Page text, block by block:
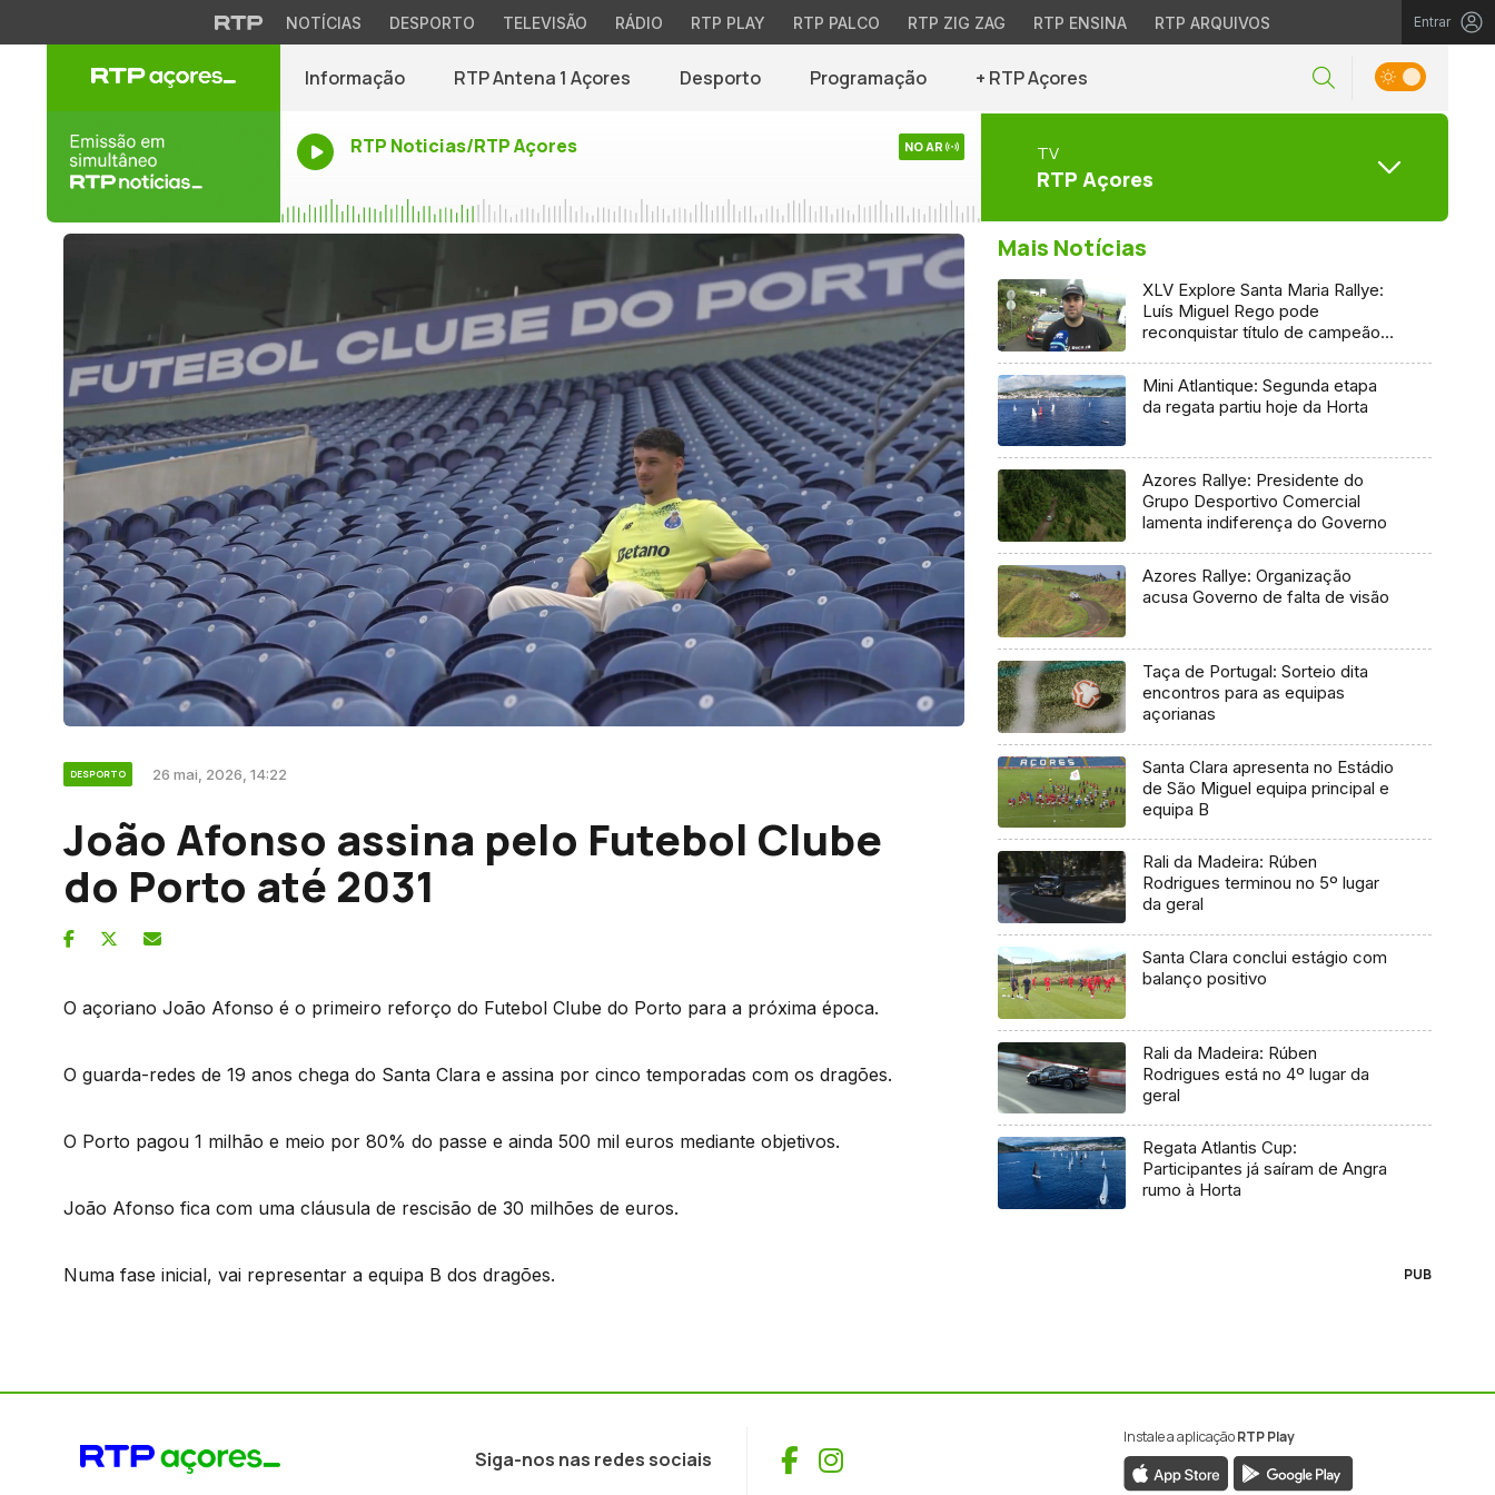
NOTÍCIAS DESPORTO TELEVISÃO RÁDIO RTP PLAY RTP PALCO RTP ZIG ZAG RTP ENSINA RTP ARQUIVOS Entrar
Informação RTP Antena 1 Açores Desporto Programação + RTP Açores
RTP Noticias/RTP Açores NO AR TV
RTP Açores
DESPORTO 26 mai, 2026, 14:22
João Afonso assina pelo Futebol Clube
do Porto até 2031
O açoriano João Afonso é o primeiro reforço do Futebol Clube do Porto para a próxima época.
O guarda-redes de 19 anos chega do Santa Clara e assina por cinco temporadas com os dragões.
O Porto pagou 1 milhão e meio por 80% do passe e ainda 500 mil euros mediante objetivos.
João Afonso fica com uma cláusula de rescisão de 30 milhões de euros.
Numa fase inicial, vai representar a equipa B dos dragões.
Mais Notícias
XLV Explore Santa Maria Rallye:
Luís Miguel Rego pode
reconquistar título de campeão
Mini Atlantique: Segunda etapa
da regata partiu hoje da Horta
Azores Rallye: Presidente do
Grupo Desportivo Comercial
lamenta indiferença do Governo
Azores Rallye: Organização
acusa Governo de falta de visão
Taça de Portugal: Sorteio dita
encontros para as equipas
açorianas
Santa Clara apresenta no Estádio
de São Miguel equipa principal e
equipa B
Rali da Madeira: Rúben
Rodrigues terminou no 5º lugar
da geral
Santa Clara conclui estágio com
balanço positivo
Rali da Madeira: Rúben
Rodrigues está no 4º lugar da
geral
Regata Atlantis Cup:
Participantes já saíram de Angra
rumo à Horta
PUB
Siga-nos nas redes sociais Facebook
Instagram
Instale a aplicaçãoRTP Play